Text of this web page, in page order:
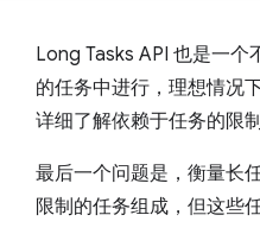
Long Tasks API 也是一
的任务中进行，理想情况
详细了解依赖于任务的限
最后一个问题是，衡量长
限制的任务组成，但这些